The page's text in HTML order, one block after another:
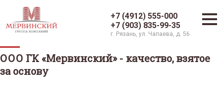
+7 (4912) 555-000
+7 (903) 835-99-35
г. Рязань, ул. Чапаева, д. 56
ООО ГК «Мервинский» - качество, взятое
за основу